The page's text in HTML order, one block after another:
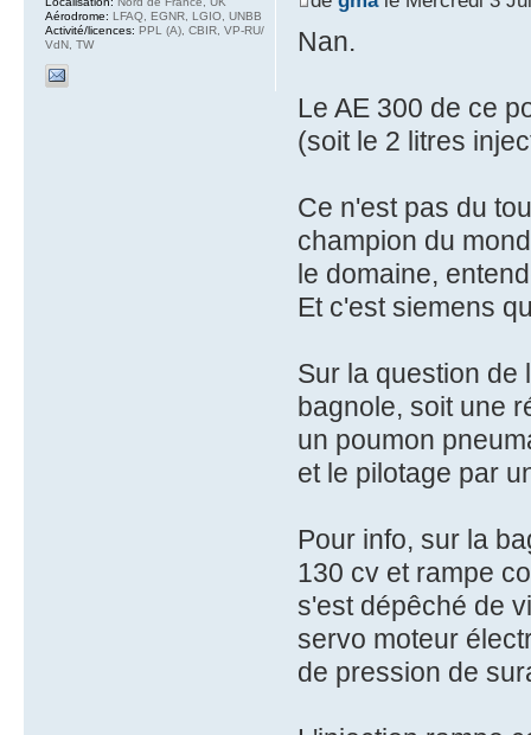
Nan.
Le AE 300 de ce
(soit le 2 litres
Ce n'est pas du
champion du
le domaine,
Et c'est siemens
Sur la question de
bagnole, soit une
un poumon
et le pilotage par
Pour info, sur la
130 cv et rampe
s'est dépêché de
servo moteur
de pression de
Aérodrome: LFAQ, EGNR, LGIO, UNBB
Activité/licences: PPL (A), CBIR, VP-RU/
VdN, TW